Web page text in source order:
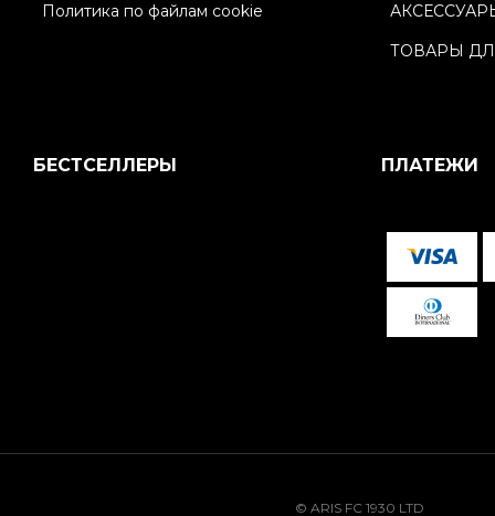
Политика по файлам cookie
ТОВАРЫ
БЕСТСЕЛЛЕРЫ ПЛАТЕЖИ
© ARIS FC 1930 LTD